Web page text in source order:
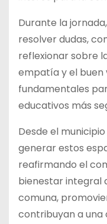
Durante la
resolver dudas,
reflexionar sobre
empatía y el buen
fundamentales
educativos más
Desde el
generar estos
reafirmando el
bienestar integral
comuna,
contribuyan a una